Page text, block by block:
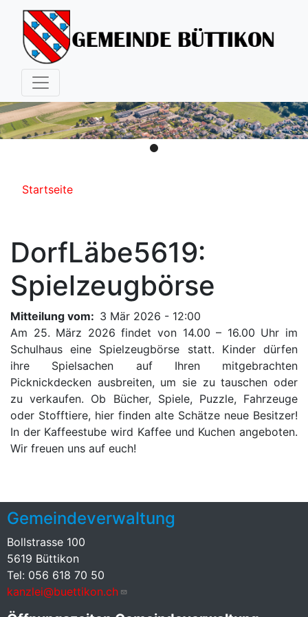
Hauptnavigation
Pfadnavigation
Startseite
DorfLäbe5619:
Spielzeugbörse
Mitteilung vom
3 Mär 2026 - 12:00
Am 25. März 2026 findet von 14.00 – 16.00 Uhr im
Schulhaus eine Spielzeugbörse statt. Kinder dürfen
ihre Spielsachen auf Ihren mitgebrachten
Picknickdecken ausbreiten, um sie zu tauschen oder
zu verkaufen. Ob Bücher, Spiele, Puzzle, Fahrzeuge
oder Stofftiere, hier finden alte Schätze neue Besitzer!
In der Kaffeestube wird Kaffee und Kuchen angeboten.
Wir freuen uns auf euch!
Gemeindeverwaltung
Bollstrasse 100
5619 Büttikon
Tel: 056 618 70 50
kanzlei@buettikon.ch